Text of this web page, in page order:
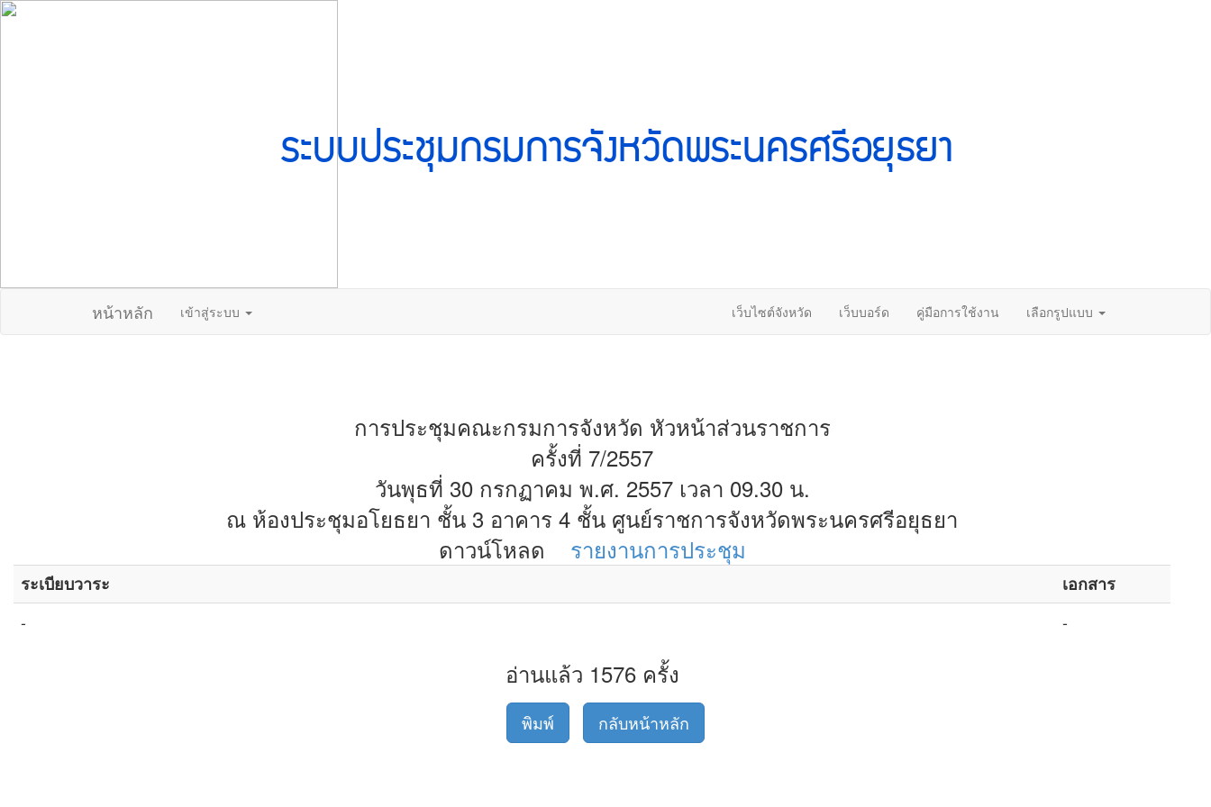
ระบบประชุมกรมการจังหวัดพระนครศรีอยุธยา
หน้าหลัก เข้าสู่ระบบ เว็บไซต์จังหวัด เว็บบอร์ด คู่มือการใช้งาน เลือกรูปแบบ
การประชุมคณะกรมการจังหวัด หัวหน้าส่วนราชการ
ครั้งที่ 7/2557
วันพุธที่ 30 กรกฏาคม พ.ศ. 2557 เวลา 09.30 น.
ณ ห้องประชุมอโยธยา ชั้น 3 อาคาร 4 ชั้น ศูนย์ราชการจังหวัดพระนครศรีอยุธยา
ดาวน์โหลด
รายงานการประชุม
ระเบียบวาระ
เอกสาร
-
-
อ่านแล้ว 1576 ครั้ง
พิมพ์ กลับหน้าหลัก